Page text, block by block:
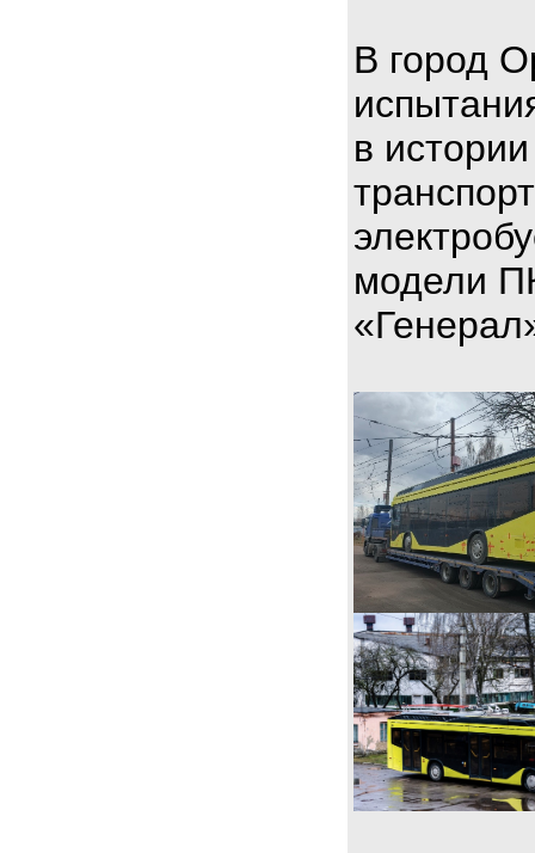
В город
в
модели